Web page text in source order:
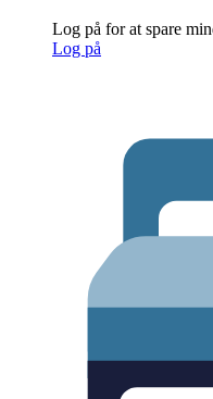
Log på for at spare
Log på